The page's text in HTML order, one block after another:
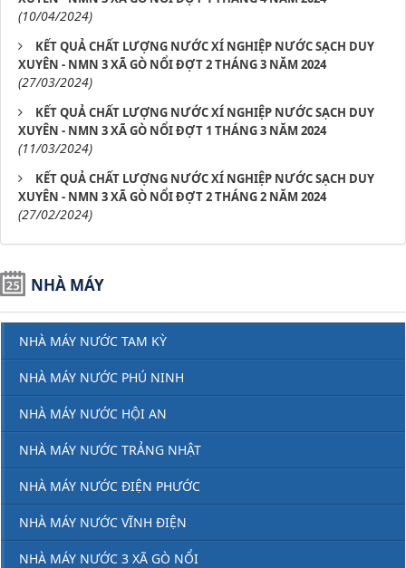
(10/04/2024)
KẾT QUẢ CHẤT LƯỢNG NƯỚC XÍ NGHIỆP NƯỚC SẠCH DUY
XUYÊN - NMN 3 XÃ GÒ NỔI ĐỢT 2 THÁNG 3 NĂM 2024
(27/03/2024)
KẾT QUẢ CHẤT LƯỢNG NƯỚC XÍ NGHIỆP NƯỚC SẠCH DUY
XUYÊN - NMN 3 XÃ GÒ NỔI ĐỢT 1 THÁNG 3 NĂM 2024
(11/03/2024)
KẾT QUẢ CHẤT LƯỢNG NƯỚC XÍ NGHIỆP NƯỚC SẠCH DUY
XUYÊN - NMN 3 XÃ GÒ NỔI ĐỢT 2 THÁNG 2 NĂM 2024
(27/02/2024)
NHÀ MÁY
NHÀ MÁY NƯỚC TAM KỲ
NHÀ MÁY NƯỚC PHÚ NINH
NHÀ MÁY NƯỚC HỘI AN
NHÀ MÁY NƯỚC TRẢNG NHẬT
NHÀ MÁY NƯỚC ĐIỆN PHƯỚC
NHÀ MÁY NƯỚC VĨNH ĐIỆN
NHÀ MÁY NƯỚC 3 XÃ GÒ NỔI